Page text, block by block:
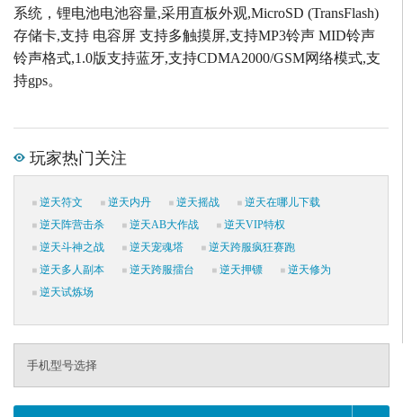
系统，锂电池电池容量,采用直板外观,MicroSD (TransFlash)
存储卡,支持 电容屏 支持多触摸屏,支持MP3铃声 MID铃声
铃声格式,1.0版支持蓝牙,支持CDMA2000/GSM网络模式,支
持gps。
玩家热门关注
逆天符文 逆天内丹 逆天摇战
逆天在哪儿下载
逆天阵营击杀
逆天AB大作战
逆天VIP特权
逆天斗神之战
逆天宠魂塔
逆天跨服疯狂赛跑
逆天多人副本
逆天跨服擂台 逆天押镖
逆天修为
逆天试炼场
手机型号选择